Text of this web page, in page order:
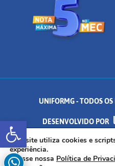
Abrir a barra de
UNIFORMG - TODOS
DESENVOLVIDO POR
AV. DR. ARNALDO DE SENNA, 328
Este site utiliza cookies e
experiência.
Acesse nossa Política de